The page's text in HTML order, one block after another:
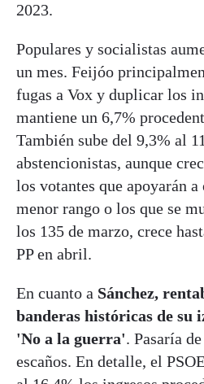
2023.
Populares y socialistas
un mes. Feijóo
fugas a Vox y duplicar los
mantiene un 6,7%
También sube del 9,3% al
abstencionistas, aunque
los votantes que apoyarán
menor rango o los que se
los 135 de marzo, crece
PP en abril.
En cuanto a Sánchez,
banderas históricas de su
'No a la guerra'. Pasaría
escaños. En detalle, el